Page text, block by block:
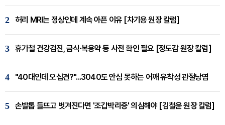
2 허리 MRI는 정상인데 계속 아픈 이유 [차기용 원장 칼럼]
3 휴가철 건강검진, 금식·복용약 등 사전 확인 필요 [정도감 원장 칼럼]
4 "40대인데 오십견?"...3040도 안심 못하는 어깨 유착성 관절낭염
5 손발톱 들뜨고 벗겨진다면 '조갑박리증' 의심해야 [김철윤 원장 칼럼]